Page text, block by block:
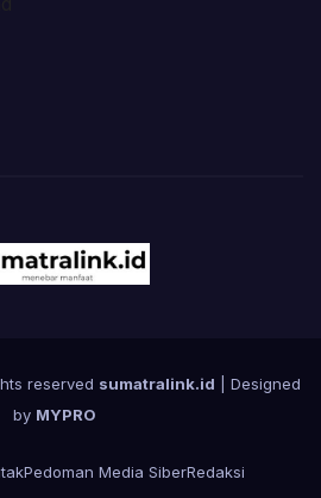
reserved sumatralink.id | Designed
by MYPRO
Pedoman Media SiberRedaksi